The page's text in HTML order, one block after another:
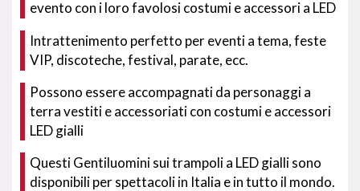
evento con i loro favolosi costumi e accessori a LED
Intrattenimento perfetto per eventi a tema, feste
VIP, discoteche, festival, parate, ecc.
Possono essere accompagnati da personaggi a
terra vestiti e accessoriati con costumi e accessori
LED gialli
Questi Gentiluomini sui trampoli a LED gialli sono
disponibili per spettacoli in Italia e in tutto il mondo.